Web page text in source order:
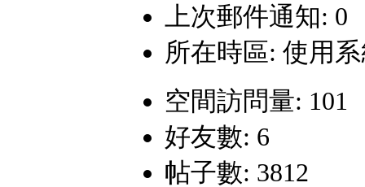
上次郵件通知: 0
所在時區: 使用
空間訪問量: 101
好友數: 6
帖子數: 3812